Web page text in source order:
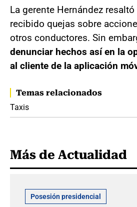
La gerente Hernández
recibido quejas sobre
otros conductores. Sin
denunciar hechos así en la
al cliente de la aplicación
Temas relacionados
Taxis
Más de Actualidad
Posesión presidencial